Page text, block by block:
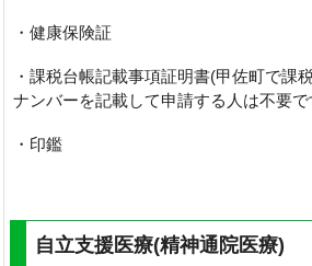
・健康保険証
・課税台帳記載事項証明書(甲佐町で課
ナンバーを記載して申請する人は不要で
・印鑑
自立支援医療(精神通院医療)